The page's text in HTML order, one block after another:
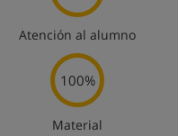
Atención al alumno
100%
Material